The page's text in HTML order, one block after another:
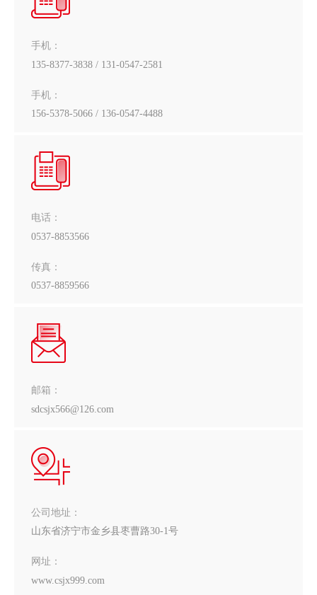
手机：
135-8377-3838 / 131-0547-2581
手机：
156-5378-5066 / 136-0547-4488
电话：
0537-8853566
传真：
0537-8859566
邮箱：
sdcsjx566@126.com
公司地址：
山东省济宁市金乡县枣曹路30-1号
网址：
www.csjx999.com